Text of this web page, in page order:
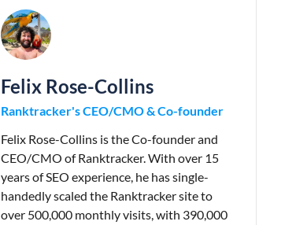
Felix Rose-Collins
Ranktracker's CEO/CMO & Co-founder
Felix Rose-Collins is the Co-founder and
CEO/CMO of Ranktracker. With over 15
years of SEO experience, he has single-
handedly scaled the Ranktracker site to
over 500,000 monthly visits, with 390,000